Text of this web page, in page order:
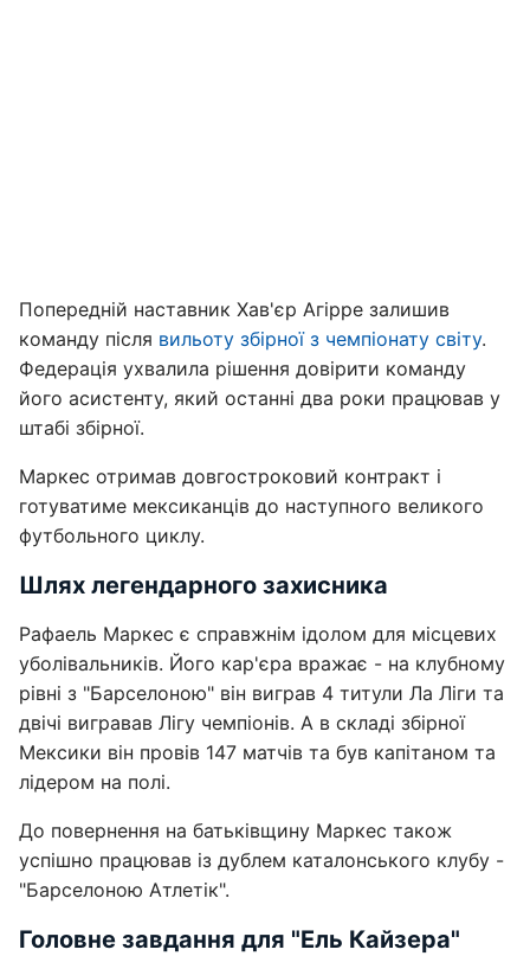
Попередній наставник Хав'єр Агірре залишив
команду після вильоту збірної з чемпіонату світу.
Федерація ухвалила рішення довірити команду
його асистенту, який останні два роки працював у
штабі збірної.
Маркес отримав довгостроковий контракт і
готуватиме мексиканців до наступного великого
футбольного циклу.
Шлях легендарного захисника
Рафаель Маркес є справжнім ідолом для місцевих
уболівальників. Його кар'єра вражає - на клубному
рівні з "Барселоною" він виграв 4 титули Ла Ліги та
двічі вигравав Лігу чемпіонів. А в складі збірної
Мексики він провів 147 матчів та був капітаном та
лідером на полі.
До повернення на батьківщину Маркес також
успішно працював із дублем каталонського клубу -
"Барселоною Атлетік".
Головне завдання для "Ель Кайзера"